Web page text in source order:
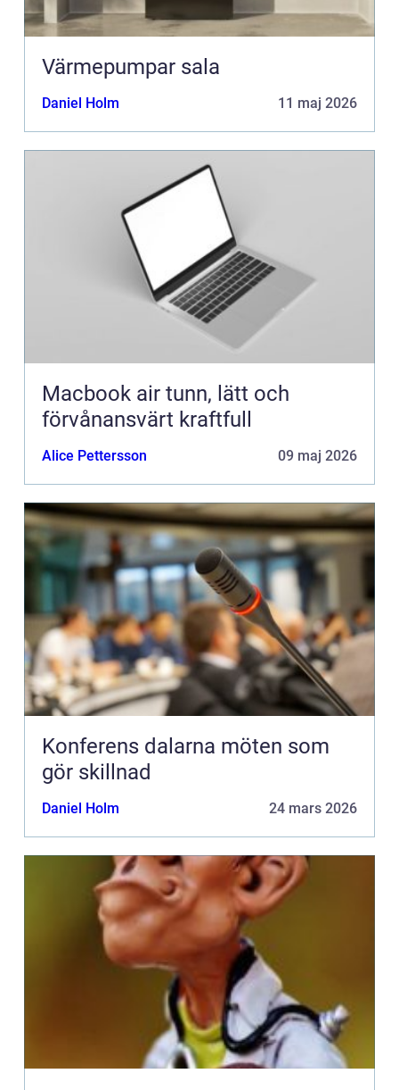
Värmepumpar sala
Daniel Holm 11 maj 2026
Macbook air tunn, lätt och
förvånansvärt kraftfull
Alice Pettersson 09 maj 2026
Konferens dalarna möten som
gör skillnad
Daniel Holm 24 mars 2026